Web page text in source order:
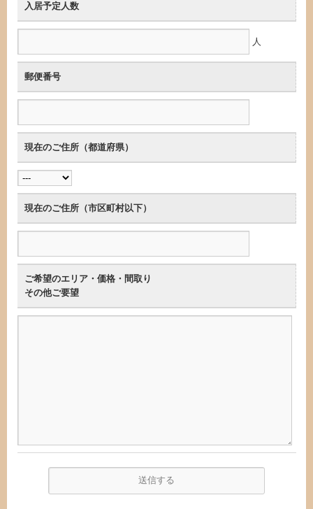
入居予定人数
人
郵便番号
現在のご住所（都道府県）
現在のご住所（市区町村以下）
ご希望のエリア・価格・間取り
その他ご要望